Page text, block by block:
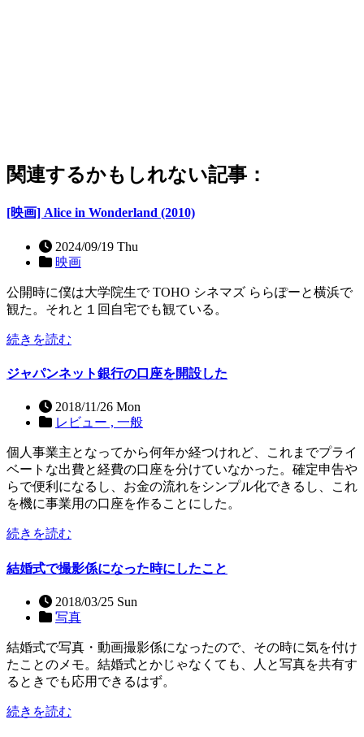
関連するかもしれない記事：
[映画] Alice in Wonderland (2010)
2024/09/19 Thu
映画
公開時に僕は大学院生で TOHO シネマズ ららぽーと横浜で
観た。それと１回自宅でも観ている。
続きを読む
ジャパンネット銀行の口座を開設した
2018/11/26 Mon
レビュー , 一般
個人事業主となってから何年か経つけれど、これまでプライ
ベートな出費と経費の口座を分けていなかった。確定申告や
らで便利になるし、お金の流れをシンプル化できるし、これ
を機に事業用の口座を作ることにした。
続きを読む
結婚式で撮影係になった時にしたこと
2018/03/25 Sun
写真
結婚式で写真・動画撮影係になったので、その時に気を付け
たことのメモ。結婚式とかじゃなくても、人と写真を共有す
るときでも応用できるはず。
続きを読む